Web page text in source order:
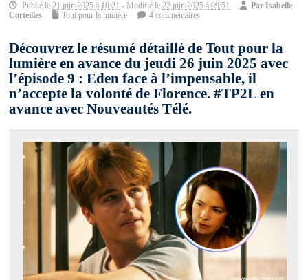
Publié le21 juin 2025 à 10:21 - Modifié le22 juin 2025 à 09:51 ParIsabelle
Corteilles
Tout pour la lumière 4 commentaires
Découvrez le résumé détaillé de Tout pour la
lumière en avance du jeudi 26 juin 2025 avec
l’épisode 9 : Eden face à l’impensable, il
n’accepte la volonté de Florence. #TP2L en
avance avec Nouveautés Télé.